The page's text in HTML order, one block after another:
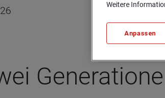
Weitere
Anpassen